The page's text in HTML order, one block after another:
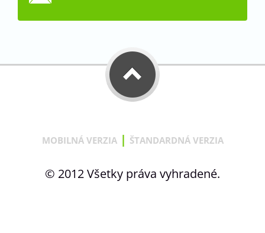
MOBILNÁ VERZIA | ŠTANDARDNÁ VERZIA
© 2012 Všetky práva vyhradené.